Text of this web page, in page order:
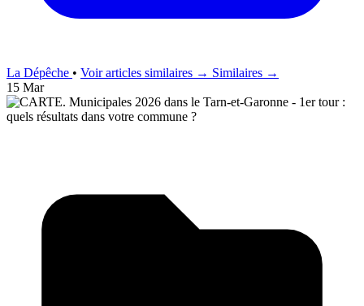
La Dépêche • Voir articles similaires → Similaires →
15 Mar